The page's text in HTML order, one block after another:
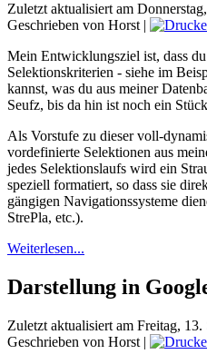
Zuletzt aktualisiert am
Geschrieben von Horst|
Mein Entwicklungsziel ist, dass
Selektionskriterien - siehe im
kannst, was du aus meiner
Seufz, bis da hin ist noch ein
Als Vorstufe zu dieser voll-
vordefinierte Selektionen aus
jedes Selektionslaufs wird ein
speziell formatiert, so dass sie
gängigen Navigationssysteme
StrePla, etc.).
Weiterlesen...
Darstellung in
Zuletzt aktualisiert am Freitag,
Geschrieben von Horst |